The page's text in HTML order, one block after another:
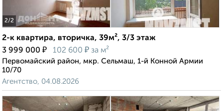
2/2
2-к квартира, вторичка, 39м², 3/3 этаж
3 999 000 ₽ 102 600 ₽ за м²
Первомайский район, мкр. Сельмаш, 1-й Конной Армии
10/70
Агентство, 04.08.2026